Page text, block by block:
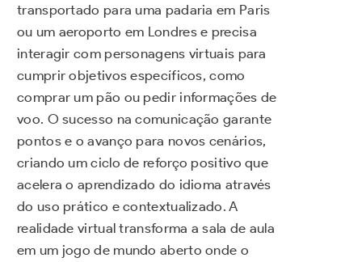
transportado para uma padaria em Paris
ou um aeroporto em Londres e precisa
interagir com personagens virtuais para
cumprir objetivos específicos, como
comprar um pão ou pedir informações de
voo. O sucesso na comunicação garante
pontos e o avanço para novos cenários,
criando um ciclo de reforço positivo que
acelera o aprendizado do idioma através
do uso prático e contextualizado. A
realidade virtual transforma a sala de aula
em um jogo de mundo aberto onde o